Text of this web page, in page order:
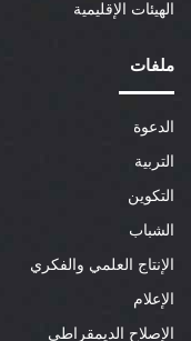
الهيئات الإقليمية
ملفات
الدعوة
التربية
التكوين
الشباب
الإنتاج العلمي والفكري
الإعلام
الإصلاح الديمقراطي